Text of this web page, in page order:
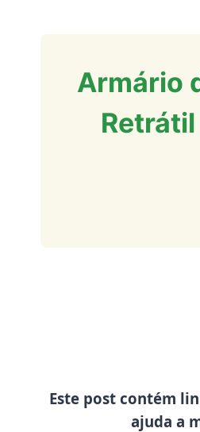
Armário
Este post contém
ajuda a